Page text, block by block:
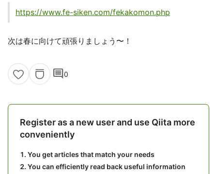
https://www.fe-siken.com/fekakomon.php
次は春に向けて頑張りましょう〜！
comment0
Register as a new user and use Qiita more
conveniently
You get articles that match your needs
You can efficiently read back useful information